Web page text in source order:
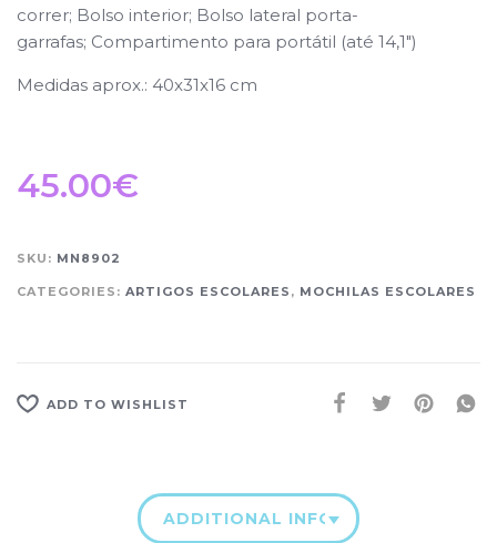
correr; Bolso interior; Bolso lateral porta-
garrafas; Compartimento para portátil (até 14,1″)
Medidas aprox.: 40x31x16 cm
45.00€
SKU: MN8902
CATEGORIES: ARTIGOS ESCOLARES , MOCHILAS ESCOLARES
ADD TO WISHLIST
ADDITIONAL INFORMATION